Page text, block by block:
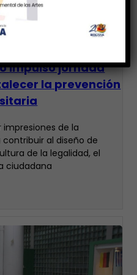
impulsó jornada
la prevención
de la
al diseño de
de la legalidad, el
ciudadana